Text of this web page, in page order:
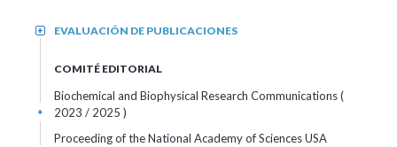
EVALUACIÓN DE PUBLICACIONES
+
COMITÉ EDITORIAL
Biochemical and Biophysical Research Communications(
2023 / 2025 )
+
Proceeding of the National Academy of Sciences USA